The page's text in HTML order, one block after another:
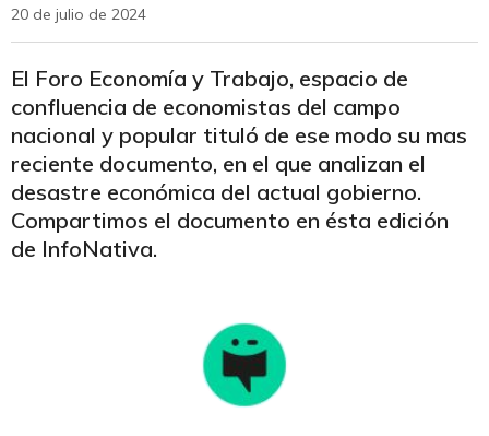
20 de julio de 2024
El Foro Economía y Trabajo, espacio de
confluencia de economistas del campo
nacional y popular tituló de ese modo su mas
reciente documento, en el que analizan el
desastre económica del actual gobierno.
Compartimos el documento en ésta edición
de InfoNativa.